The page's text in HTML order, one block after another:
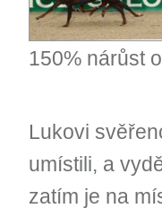
150% nárůst
Lukovi
umístili, a
zatím je na